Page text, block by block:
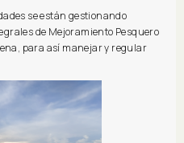
se están gestionando
de Mejoramiento Pesquero
para así manejar y regular